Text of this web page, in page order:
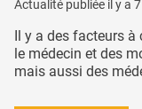
Actualité publiée il y a
Il y a des facteurs
le médecin et des
mais aussi des